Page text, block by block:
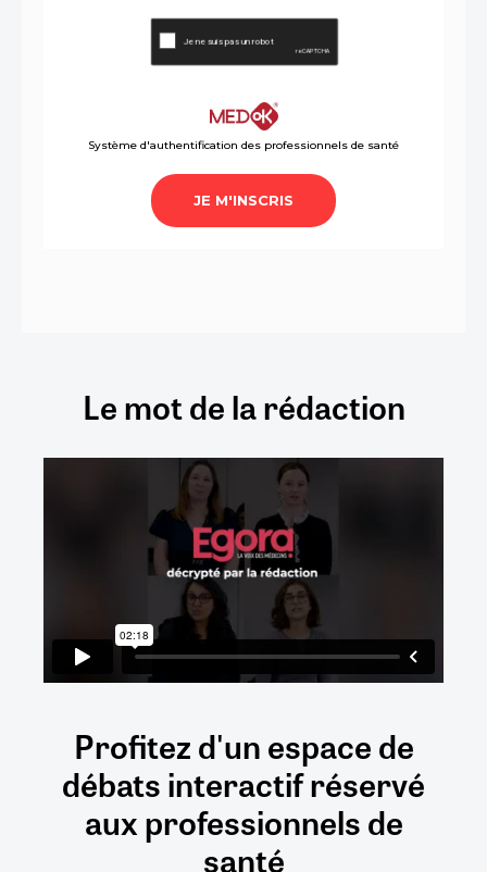
Le mot de la rédaction
Profitez d'un espace de
débatsinteractifréservé
auxprofessionnels de
santé